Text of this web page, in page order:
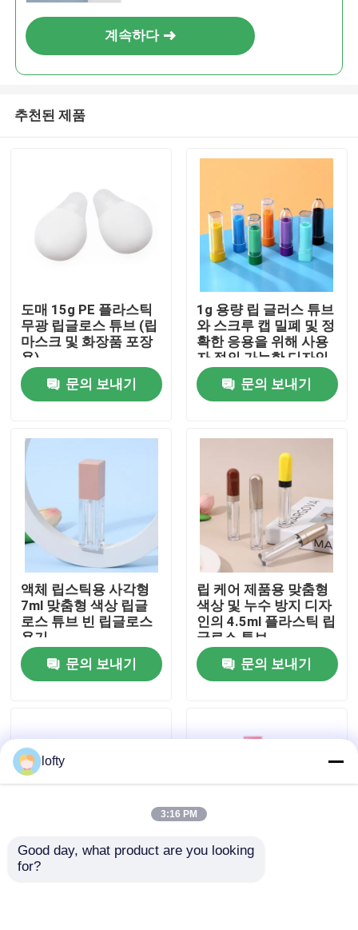
제품
동영상
우리에 대하여
공장 여행
연락주세요
경우
계속하다
추천된 제품
도매 15g PE 플라스틱
무광 립글로스 튜브 (립
마스크 및 화장품 포장
용)
문의 보내기
1g 용량 립 글러스 튜브
와 스크루 캡 밀폐 및 정
확한 응용을 위해 사용
자 정의 가능한 디자인
문의 보내기
액체 립스틱용 사각형
7ml 맞춤형 색상 립글
로스 튜브 빈 립글로스
용기
문의 보내기
립 케어 제품용 맞춤형
색상 및 누수 방지 디자
인의 4.5ml 플라스틱 립
글로스 튜브
문의 보내기
15g & 30g 립글로스 튜
lofty
3:16 PM
Good day, what product are you looking
for?